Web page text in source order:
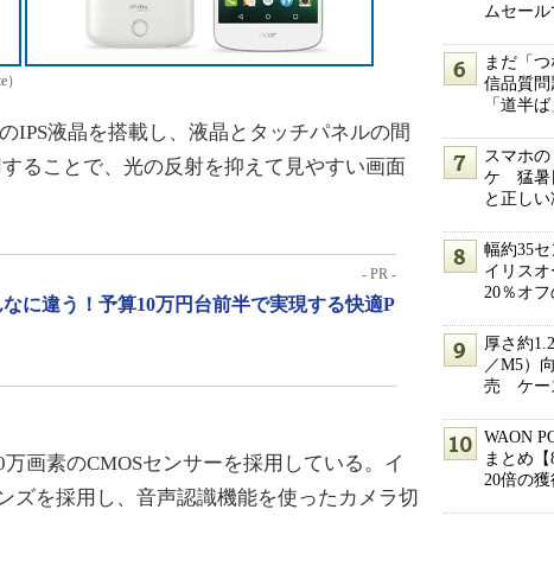
IPS液晶を搭載し、液晶とタッチパネルの間
ることで、光の反射を抑えて見やすい画面
- PR -
なに違う！予算10万円台前半で実現する快適P
画素のCMOSセンサーを採用している。イ
ズを採用し、音声認識機能を使ったカメラ切
ムセール
まだ「
信品質
「道半
スマホ
ケ 猛暑
と正し
幅約35
イリス
20％オフ
厚さ約
／M5）
売 ケー
WAON
まとめ
20倍の